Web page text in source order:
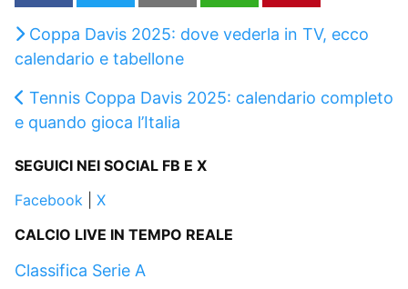
Coppa Davis 2025: dove vederla in TV, ecco
calendario e tabellone
Tennis Coppa Davis 2025: calendario completo
e quando gioca l’Italia
SEGUICI NEI SOCIAL FB E X
Facebook
X
CALCIO LIVE IN TEMPO REALE
Classifica Serie A